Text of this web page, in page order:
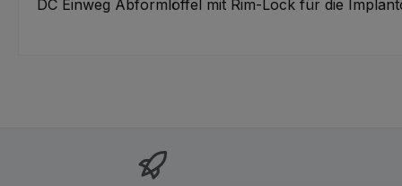
DC Einweg Abformlöffel mit Rim-Lock für die